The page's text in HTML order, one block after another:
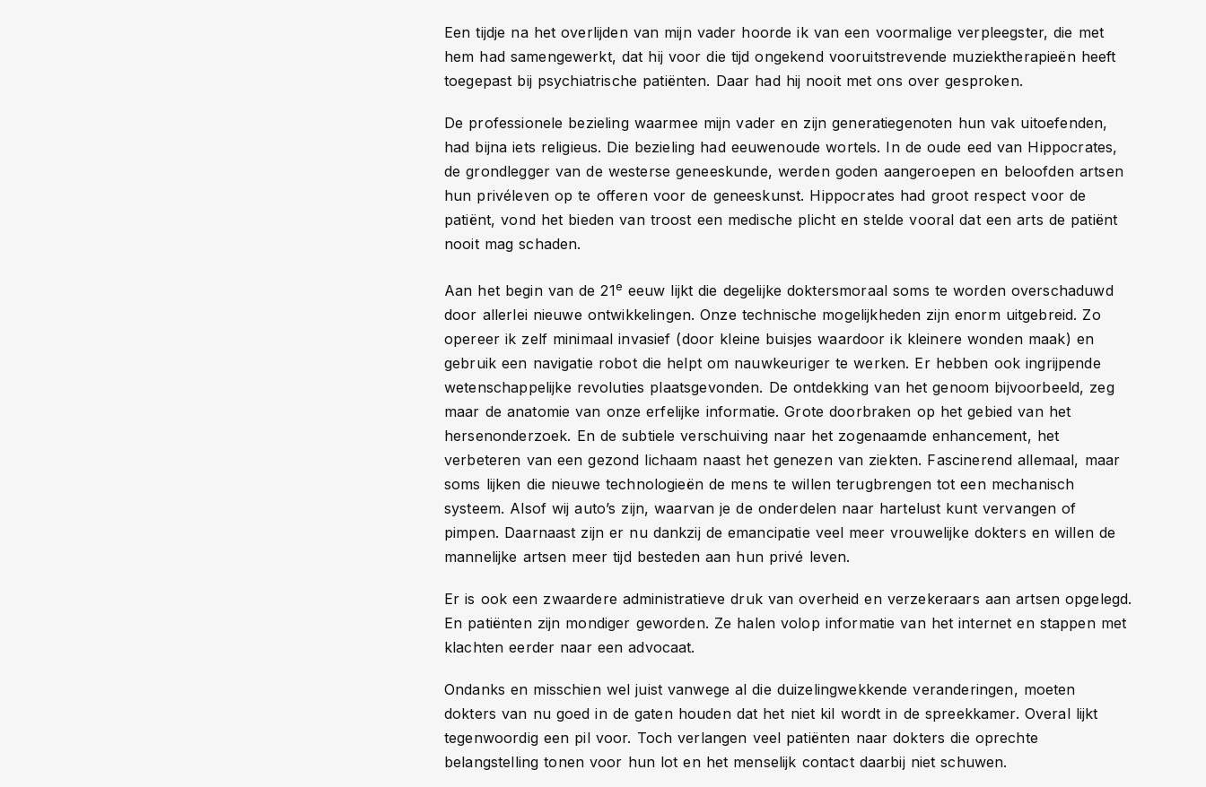
Een tijdje na het overlijden van mijn vader hoorde ik van een voormalige verpleegster, die met
hem had samengewerkt, dat hij voor die tijd ongekend vooruitstrevende muziektherapieën heeft
toegepast bij psychiatrische patiënten. Daar had hij nooit met ons over gesproken.
De professionele bezieling waarmee mijn vader en zijn generatiegenoten hun vak uitoefenden,
had bijna iets religieus. Die bezieling had eeuwenoude wortels. In de oude eed van Hippocrates,
de grondlegger van de westerse geneeskunde, werden goden aangeroepen en beloofden artsen
hun privéleven op te offeren voor de geneeskunst. Hippocrates had groot respect voor de
patiënt, vond het bieden van troost een medische plicht en stelde vooral dat een arts de patiënt
nooit mag schaden.
Aan het begin van de 21e eeuw lijkt die degelijke doktersmoraal soms te worden overschaduwd
door allerlei nieuwe ontwikkelingen. Onze technische mogelijkheden zijn enorm uitgebreid. Zo
opereer ik zelf minimaal invasief (door kleine buisjes waardoor ik kleinere wonden maak) en
gebruik een navigatie robot die helpt om nauwkeuriger te werken. Er hebben ook ingrijpende
wetenschappelijke revoluties plaatsgevonden. De ontdekking van het genoom bijvoorbeeld, zeg
maar de anatomie van onze erfelijke informatie. Grote doorbraken op het gebied van het
hersenonderzoek. En de subtiele verschuiving naar het zogenaamde enhancement, het
verbeteren van een gezond lichaam naast het genezen van ziekten. Fascinerend allemaal, maar
soms lijken die nieuwe technologieën de mens te willen terugbrengen tot een mechanisch
systeem. Alsof wij auto’s zijn, waarvan je de onderdelen naar hartelust kunt vervangen of
pimpen. Daarnaast zijn er nu dankzij de emancipatie veel meer vrouwelijke dokters en willen de
mannelijke artsen meer tijd besteden aan hun privé leven.
Er is ook een zwaardere administratieve druk van overheid en verzekeraars aan artsen opgelegd.
En patiënten zijn mondiger geworden. Ze halen volop informatie van het internet en stappen met
klachten eerder naar een advocaat.
Ondanks en misschien wel juist vanwege al die duizelingwekkende veranderingen, moeten
dokters van nu goed in de gaten houden dat het niet kil wordt in de spreekkamer. Overal lijkt
tegenwoordig een pil voor. Toch verlangen veel patiënten naar dokters die oprechte
belangstelling tonen voor hun lot en het menselijk contact daarbij niet schuwen.